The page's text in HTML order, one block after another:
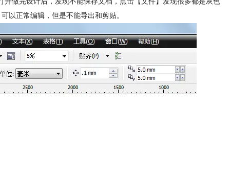
以正常编辑，但是不能导出和剪贴。